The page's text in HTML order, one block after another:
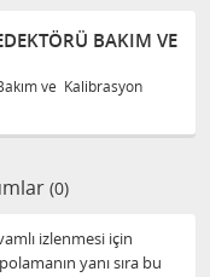
TÜRKAK
Türkak
(0)
izlenmesi için
yanı sıra bu